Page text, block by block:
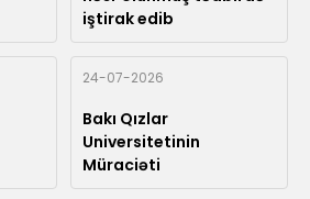
iştirak edib
24-07-2026
Bakı Qızlar
Universitetinin
Müraciəti